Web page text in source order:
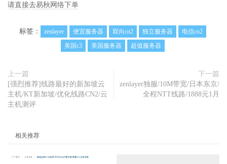
请直接去易秋网络下单
标签： zenlayer 便宜服务器 双向cn2 独立服务器
电信cn2
美国c3
美国服务器 超值服务器
上一篇
[强烈推荐]线路最好的新加坡云
主机/KT新加坡/优化线路CN2/云
主机测评
下一篇
zenlayer独服/10M带宽/日本东京/
全程NTT线路/1888元1月
相关推荐